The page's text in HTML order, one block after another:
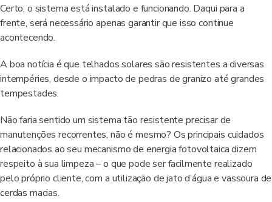
Certo, o sistema está instalado e funcionando. Daqui para a
frente, será necessário apenas garantir que isso continue
acontecendo.
A boa notícia é que telhados solares são resistentes a diversas
intempéries, desde o impacto de pedras de granizo até grandes
tempestades.
Não faria sentido um sistema tão resistente precisar de
manutenções recorrentes, não é mesmo? Os principais cuidados
relacionados ao seu mecanismo de energia fotovoltaica dizem
respeito à sua limpeza – o que pode ser facilmente realizado
pelo próprio cliente, com a utilização de jato d’água e vassoura de
cerdas macias.